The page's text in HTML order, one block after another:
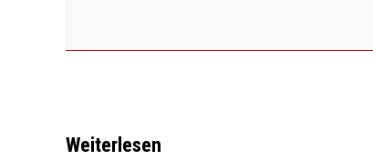
Weiterlesen